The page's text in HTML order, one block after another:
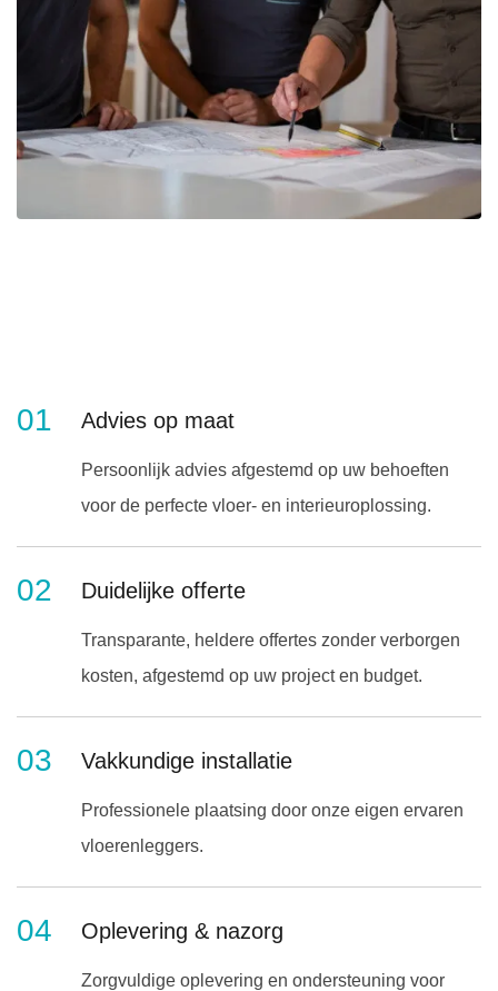
01 Advies op maat
Persoonlijk advies afgestemd op uw behoeften
voor de perfecte vloer- en interieuroplossing.
02 Duidelijke offerte
Transparante, heldere offertes zonder verborgen
kosten, afgestemd op uw project en budget.
03 Vakkundige installatie
Professionele plaatsing door onze eigen ervaren
vloerenleggers.
04 Oplevering & nazorg
Zorgvuldige oplevering en ondersteuning voor